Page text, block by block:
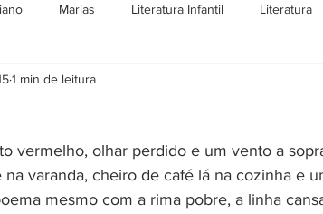
Marias Literatura Infantil Literatura
Escritoras Brasileiras
teatro Na Estrada
1 min de leitura
vermelho, olhar perdido e um vento a
varanda, cheiro de café lá na cozinha e
mesmo com a rima pobre, a linha